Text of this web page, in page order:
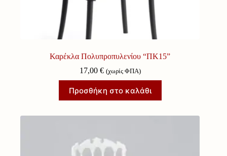
Καρέκλα Πολυπροπυλενίου “ΠΚ15”
17,00 € (χωρίς ΦΠΑ)
Προσθήκη στο καλάθι